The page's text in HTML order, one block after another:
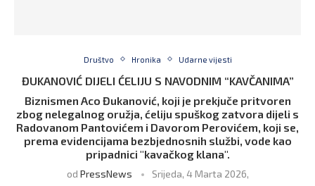
Društvo Hronika Udarne vijesti
ĐUKANOVIĆ DIJELI ĆELIJU S NAVODNIM “KAVČANIMA”
Biznismen Aco Đukanović, koji je prekjuče pritvoren
zbog nelegalnog oružja, ćeliju spuškog zatvora dijeli s
Radovanom Pantovićem i Davorom Perovićem, koji se,
prema evidencijama bezbjednosnih službi, vode kao
pripadnici "kavačkog klana".
od PressNews Srijeda, 4 Marta 2026,